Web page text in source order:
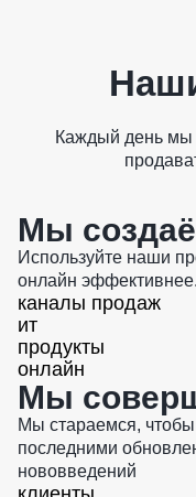
Каждый день мы
Мы
Используйте наши
онлайн эффективнее.
каналы продаж
ит
продукты
онлайн
Мы
Мы стараемся,
последними
нововведений